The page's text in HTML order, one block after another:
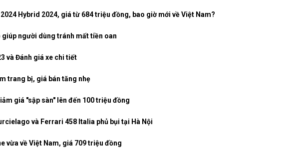
Hybrid 2024, giá từ 684 triệu đồng, bao giờ mới về Việt Nam?
giúp người dùng tránh mất tiền oan
và Đánh giá xe chi tiết
trang bị, giá bán tăng nhẹ
giá "sập sàn" lên đến 100 triệu đồng
và Ferrari 458 Italia phủ bụi tại Hà Nội
vừa về Việt Nam, giá 709 triệu đồng